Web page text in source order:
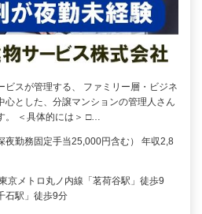
ビスが管理する、 ファミリー層・ビジネ
心とした、分譲マンションの管理人さん
。 ＜具体的には＞ □…
夜勤務固定手当25,000円含む） 年収2,8
京メトロ丸ノ内線「茗荷谷駅」徒歩9
石駅」徒歩9分